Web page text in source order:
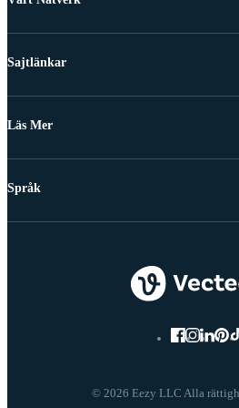
Sajtlänkar
Läs Mer
© 2026 Eezy LLC Alla
Språk